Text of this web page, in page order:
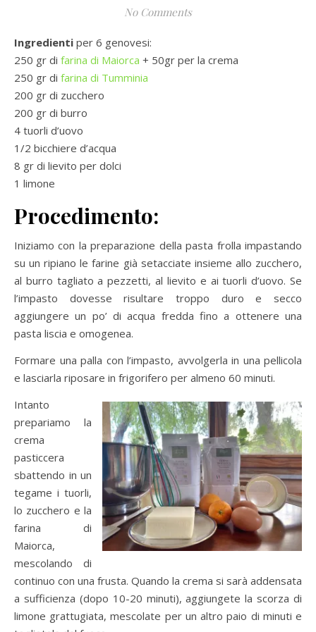
No Comments
Ingredienti per 6 genovesi:
250 gr di farina di Maiorca + 50gr per la crema
250 gr di farina di Tumminia
200 gr di zucchero
200 gr di burro
4 tuorli d’uovo
1/2 bicchiere d’acqua
8 gr di lievito per dolci
1 limone
Procedimento:
Iniziamo con la preparazione della pasta frolla impastando
su un ripiano le farine già setacciate insieme allo zucchero,
al burro tagliato a pezzetti, al lievito e ai tuorli d’uovo. Se
l’impasto dovesse risultare troppo duro e secco
aggiungere un po’ di acqua fredda fino a ottenere una
pasta liscia e omogenea.
Formare una palla con l’impasto, avvolgerla in una pellicola
e lasciarla riposare in frigorifero per almeno 60 minuti.
Intanto
prepariamo la
crema
pasticcera
sbattendo in un
tegame i tuorli,
lo zucchero e la
farina di
Maiorca,
mescolando di
continuo con una frusta. Quando la crema si sarà addensata
a sufficienza (dopo 10-20 minuti), aggiungete la scorza di
limone grattugiata, mescolate per un altro paio di minuti e